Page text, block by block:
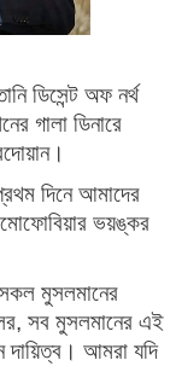
ডিসেন্ট অফ নর্থ
গালা ডিনারে
দিনে আমাদের
ভয়ঙ্কর
মুসলমানের
সব মুসলমানের এই
দায়িত্ব। আমরা যদি